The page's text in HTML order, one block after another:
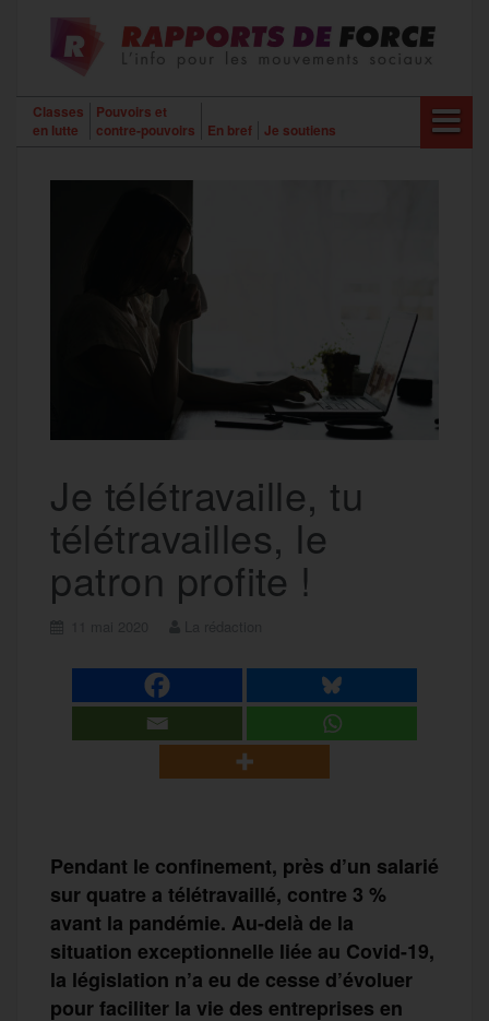
contenu
Classes
en lutte
Pouvoirs et
contre-pouvoirs
En bref Je soutiens
Je télétravaille, tu
télétravailles, le
patron profite !
Pendant le confinement, près d’un salarié
sur quatre a télétravaillé, contre 3 %
avant la pandémie. Au-delà de la
situation exceptionnelle liée au Covid-19,
la législation n’a eu de cesse d’évoluer
pour faciliter la vie des entreprises en